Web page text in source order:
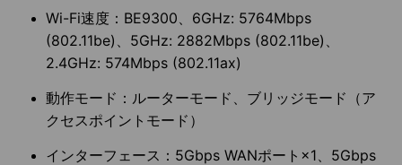
Wi-Fi速度：BE9300、6GHz: 5764Mbps
(802.11be)、5GHz: 2882Mbps (802.11be)、
2.4GHz: 574Mbps (802.11ax)
動作モード：ルーターモード、ブリッジモード（ア
クセスポイントモード）
インターフェース：5Gbps WANポート×1、5Gbps